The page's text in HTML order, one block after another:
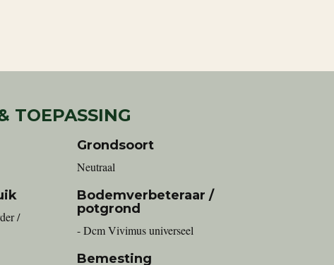
TOEPASSING
/
Grondsoort
Neutraal
Bodemverbeteraar /
potgrond
- Dcm Vivimus universeel
Bemesting